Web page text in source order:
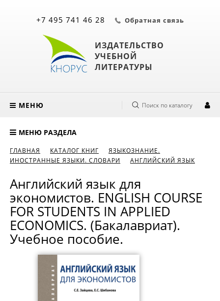
ИЗДАТЕЛЬСТВО
УЧЕБНОЙ
ЛИТЕРАТУРЫ
+7 495 741 46 28 Обратная связь
МЕНЮ Поиск по каталогу
МЕНЮ РАЗДЕЛА
ГЛАВНАЯ КАТАЛОГ КНИГ
ЯЗЫКОЗНАНИЕ.
ИНОСТРАННЫЕ ЯЗЫКИ. СЛОВАРИ
АНГЛИЙСКИЙ ЯЗЫК
Английский язык для
экономистов. ENGLISH COURSE
FOR STUDENTS IN APPLIED
ECONOMICS. (Бакалавриат).
Учебное пособие.